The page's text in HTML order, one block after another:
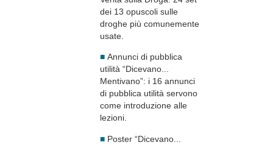
dei 13 opuscoli sulle
droghe più comunemente
usate.
■ Annunci di pubblica
utilità “Dicevano...
Mentivano”: i 16 annunci
di pubblica utilità servono
come introduzione alle
lezioni.
■ Poster “Dicevano...